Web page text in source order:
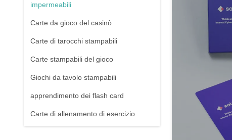
impermeabili
Carte da gioco del casinò
Carte di tarocchi stampabili
Carte stampabili del gioco
Giochi da tavolo stampabili
apprendimento dei flash card
Carte di allenamento di esercizio